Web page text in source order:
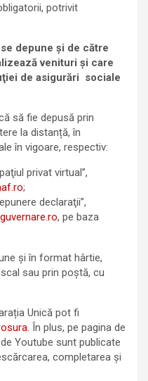
potrivit
depune şi de către
venituri şi care
de asigurări sociale
să fie depusă prin
la distanță, în
în vigoare, respectiv:
privat virtual”,
;
declaraţii”,
, pe baza
și în format hârtie,
sau prin poştă, cu
Unică pot fi
. În plus, pe pagina de
Youtube sunt publicate
completarea și